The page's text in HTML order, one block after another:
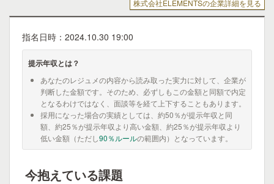
株式会社ELEMENTSの企業詳細を見る
指名日時：2024.10.30 19:00
提示年収とは？
あなたのレジュメの内容から読み取った実力に対して、企業が
判断した金額です。そのため、必ずしもこの金額と同額で内定
となるわけではなく、面談等を経て上下することもあります。
採用になった場合の実績としては、約50％が提示年収と同
額、約25％が提示年収より高い金額、約25％が提示年収より
低い金額（ただし90％ルールの範囲内）となっています。
今抱えている課題